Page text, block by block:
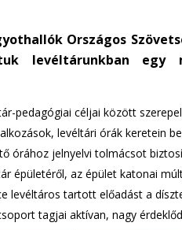
Országos
levéltárunkban egy
pedagógiai céljai között
levéltári órák keretein
órához jelnyelvi tolmácsot
épületéről, az épület katonai
levéltáros tartott előadást a
tagjai aktívan, nagy